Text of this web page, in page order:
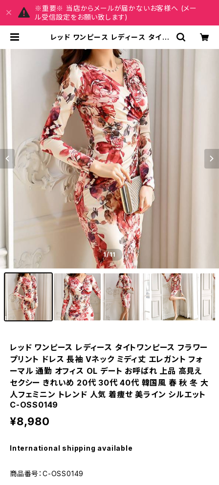
※重要※ 当店からメールが届かないお客様へ (メー
ル受信設定をお願い致します)
レッド ワンピース レディース タイト
長袖 Vネック ミディ丈 エレガント フ
ォーマル 通勤 オフィス OL デート お
呼ばれ 上品 高見え セクシー きれい
め 20代 30代 40代 韓国風 春 秋 冬
大人フェミニン トレンド 人気 着痩せ
美ライン シルエット C-OSS0149 |
REIRSE レイルセ 20代,30代,40代
レディースファッション 通販
1/11
レッド ワンピース レディース タイトワンピース フラワー
プリント ドレス 長袖 Vネック ミディ丈 エレガント フォ
ーマル 通勤 オフィス OL デート お呼ばれ 上品 高見え
セクシー きれいめ 20代 30代 40代 韓国風 春 秋 冬 大
人フェミニン トレンド 人気 着痩せ 美ライン シルエット
C-OSS0149
¥8,980
International shipping available
商品番号：C-OSS0149